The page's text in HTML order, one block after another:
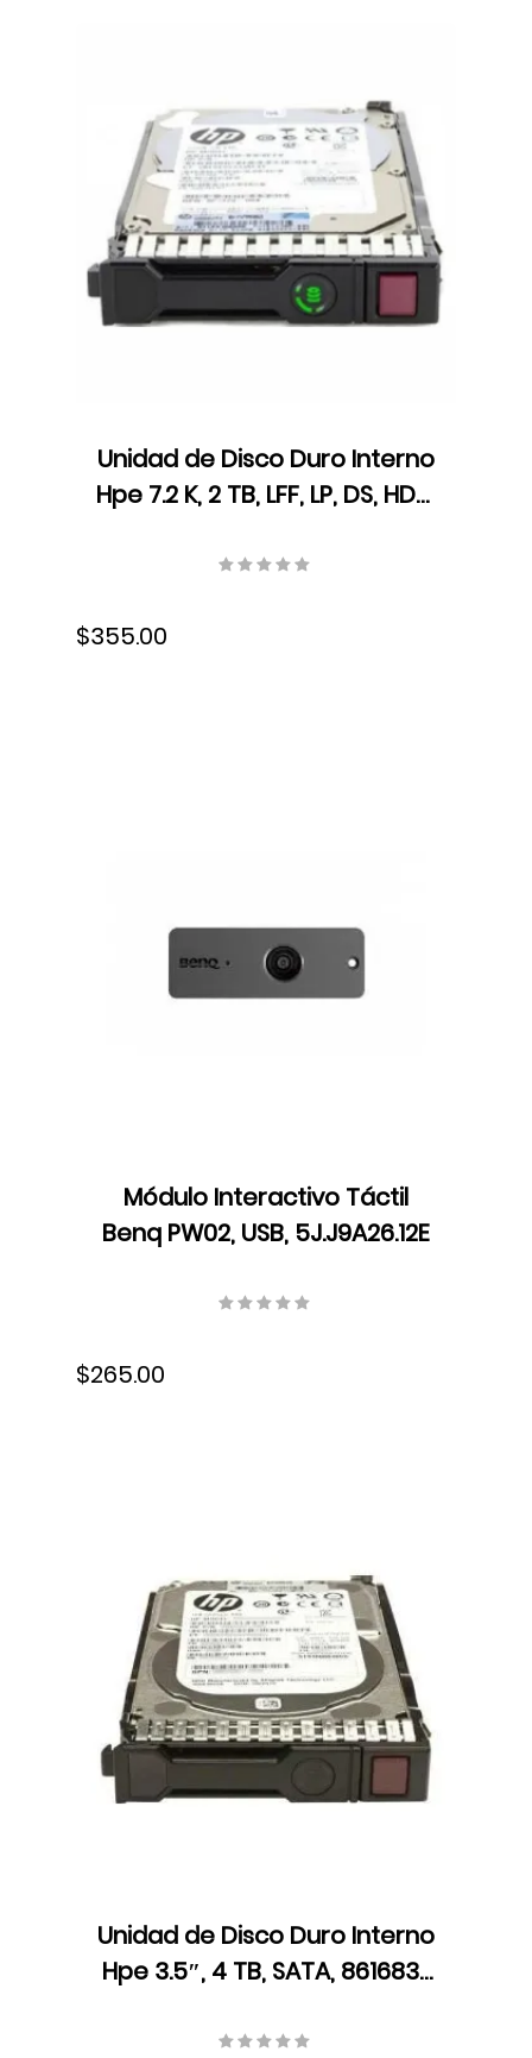
Unidad de Disco Duro Interno
Hpe 7.2 K, 2 TB, LFF, LP, DS, HDD,
$355.00
Módulo Interactivo Táctil
Benq PW02, USB, 5J.J9A26.12E
$265.00
Unidad de Disco Duro Interno
Hpe 3.5″, 4 TB, SATA, 861683-